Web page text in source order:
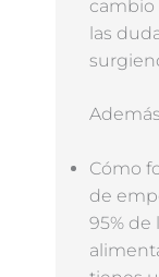
cambio
las
Cómo
de
95% de